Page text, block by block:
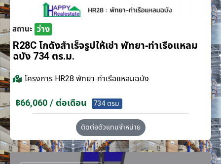
สถานะ ว่าง
R28C โกดังสำเร็จรูปให้เช่า พัทยา-ท่าเรือแหลม
ฉบัง 734 ตร.ม.
โครงการ HR28 พัทยา-ท่าเรือแหลมฉบัง
฿66,060 / ต่อเดือน 734 ตรม.
ติดต่อตัวแทนจำหน่าย